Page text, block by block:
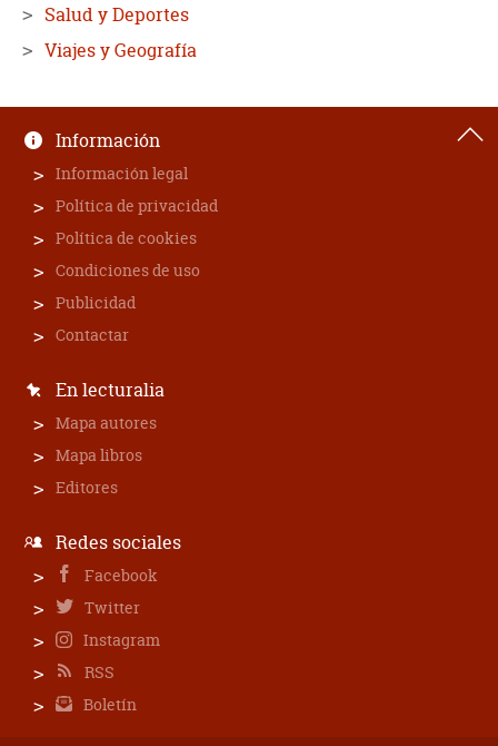
Salud y Deportes
Viajes y Geografía
Información
Información legal
Política de privacidad
Política de cookies
Condiciones de uso
Publicidad
Contactar
En lecturalia
Mapa autores
Mapa libros
Editores
Redes sociales
Facebook
Twitter
Instagram
RSS
Boletín